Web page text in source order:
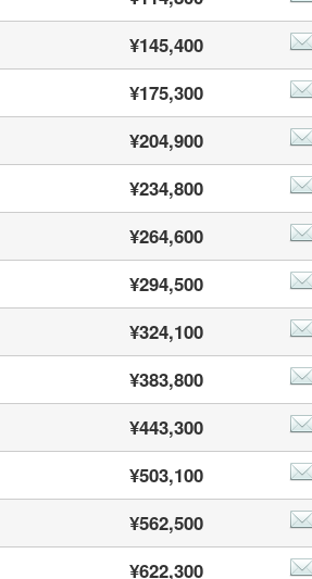
¥145,400
¥175,300
¥204,900
¥234,800
¥264,600
¥294,500
¥324,100
¥383,800
¥443,300
¥503,100
¥562,500
¥622,300